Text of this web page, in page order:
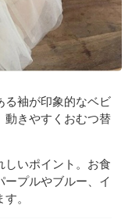
る袖が印象的なベビ
動きやすくおむつ替
しいポイント。お食
ープルやブルー、イ
。